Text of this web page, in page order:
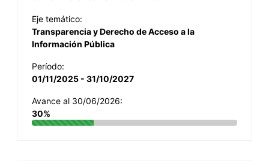
Eje temático:
Transparencia y Derecho de Acceso a la
Información Pública
Período:
01/11/2025 - 31/10/2027
Avance al 30/06/2026:
30%